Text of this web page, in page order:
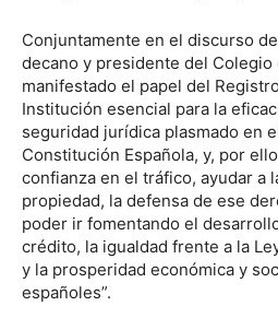
Conjuntamente en el discurso
decano y presidente del
manifestado el papel del
Institución esencial para la
seguridad jurídica plasmado en
Constitución Española, y, por
confianza en el tráfico, ayudar a
propiedad, la defensa de ese
poder ir fomentando el
crédito, la igualdad frente a la
y la prosperidad económica y
españoles”.